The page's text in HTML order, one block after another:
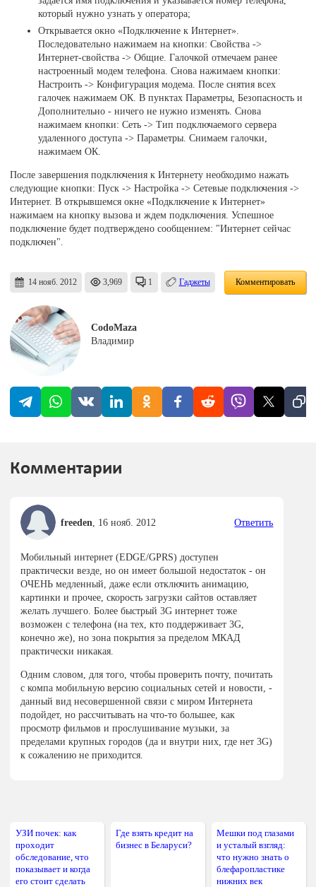
который нужно узнать у оператора;
Открывается окно «Подключение к Интернет».
Последовательно нажимаем на кнопки: Свойства ->
Интернет-свойства -> Общие. Галочкой отмечаем ранее
настроенный модем телефона. Снова нажимаем кнопки:
Настроить -> Конфигурация модема. После снятия всех
галочек нажимаем ОК. В пунктах Параметры, Безопасность и
Дополнительно - ничего не нужно изменять. Снова
нажимаем кнопки: Сеть -> Тип подключаемого сервера
удаленного доступа -> Параметры. Снимаем галочки,
нажимаем ОК.
После завершения подключения к Интернету необходимо нажать
следующие кнопки: Пуск -> Настройка -> Сетевые подключения ->
Интернет. В открывшемся окне «Подключение к Интернет»
нажимаем на кнопку вызова и ждем подключения. Успешное
подключение будет подтверждено сообщением: "Интернет сейчас
подключен".
14 нояб. 2012 3,969 1 Гаджеты Комментировать
CodoMaza
Владимир
Комментарии
freeden 16 нояб. 2012 Ответить
Мобильный интернет (EDGE/GPRS) доступен
практически везде, но он имеет большой недостаток - он
ОЧЕНЬ медленный, даже если отключить анимацию,
картинки и прочее, скорость загрузки сайтов оставляет
желать лучшего. Более быстрый 3G интернет тоже
возможен с телефона (на тех, кто поддерживает 3G,
конечно же), но зона покрытия за пределом МКАД
практически никакая.
Одним словом, для того, чтобы проверить почту, почитать
с компа мобильную версию социальных сетей и новости, -
данный вид несовершенной связи с миром Интернета
подойдет, но рассчитывать на что-то большее, как
просмотр фильмов и прослушивание музыки, за
пределами крупных городов (да и внутри них, где нет 3G)
к сожалению не приходится.
УЗИ почек: как
проходит
обследование, что
показывает и когда
его стоит сделать
Где взять кредит на
бизнес в Беларуси?
Мешки под глазами
и усталый взгляд:
что нужно знать о
блефаропластике
нижних век